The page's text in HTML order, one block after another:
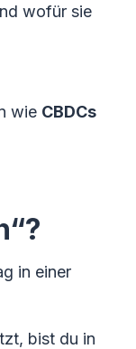
wofür sie
wie CBDCs
in einer
bist du in